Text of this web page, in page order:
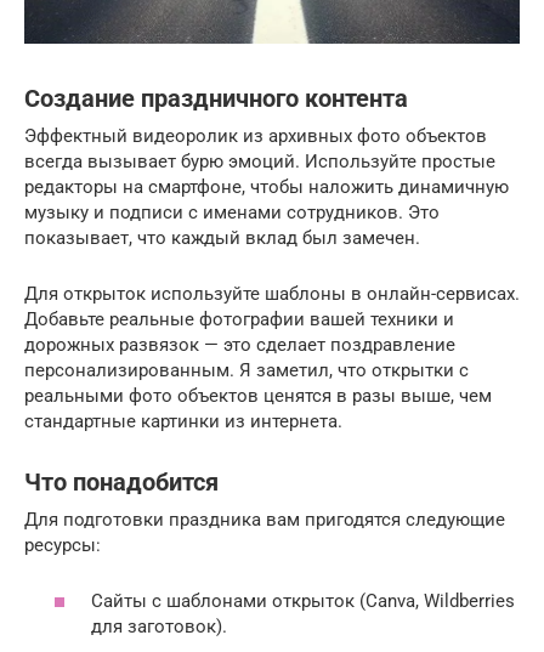
Создание праздничного контента
Эффектный видеоролик из архивных фото объектов
всегда вызывает бурю эмоций. Используйте простые
редакторы на смартфоне, чтобы наложить динамичную
музыку и подписи с именами сотрудников. Это
показывает, что каждый вклад был замечен.
Для открыток используйте шаблоны в онлайн-сервисах.
Добавьте реальные фотографии вашей техники и
дорожных развязок — это сделает поздравление
персонализированным. Я заметил, что открытки с
реальными фото объектов ценятся в разы выше, чем
стандартные картинки из интернета.
Что понадобится
Для подготовки праздника вам пригодятся следующие
ресурсы:
Сайты с шаблонами открыток (Canva, Wildberries
для заготовок).